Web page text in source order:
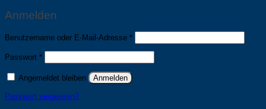
Anmelden
Benutzername oder E-Mail-Adresse *Erforderlich
Passwort *Erforderlich
Angemeldet bleiben Anmelden
Passwort vergessen?